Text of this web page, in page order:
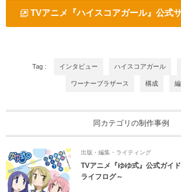
TVアニメ『ハイスコアガール』公式
Tag : インタビュー ハイスコアガール
ワーナーブラザース 構成
同カテゴリの制作事例
出版・編集・ライティング
TVアニメ『ゆゆ式』公式ガイ
ライフログ～